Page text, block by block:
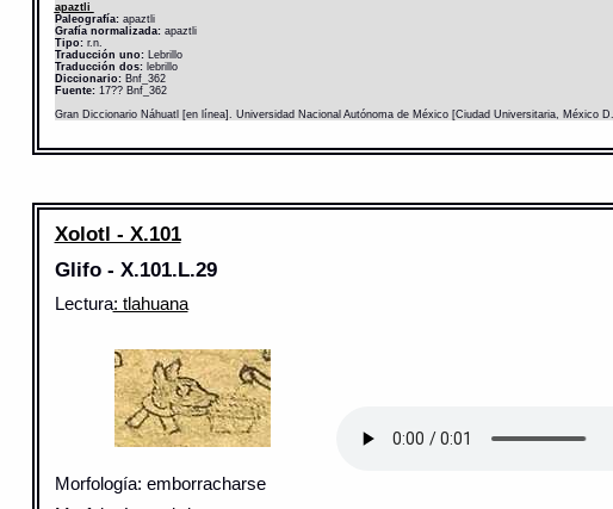
apaztli
Paleografía:apaztli
Grafía normalizada:apaztli
Tipo:r.n.
Traducción uno:Lebrillo
Traducción dos:lebrillo
Diccionario: Bnf_362
Fuente:17?? Bnf_362
Gran Diccionario Náhuatl [en línea]. Universidad Nacional Autónoma de México [Ciudad Universitaria, México
Xolotl - X.101
Glifo - X.101.L.29
Lectura: tlahuana
Morfología: emborracharse